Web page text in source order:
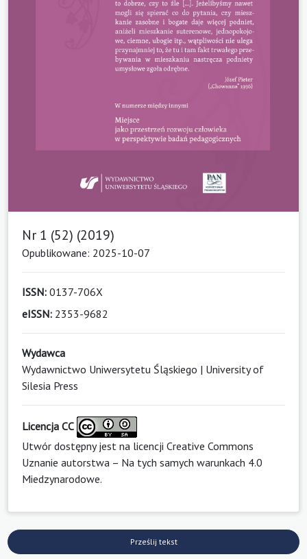
Nr 1 (52) (2019)
Opublikowane: 2025-10-07
ISSN: 0137-706X
eISSN: 2353-9682
Wydawca
Wydawnictwo Uniwersytetu Śląskiego | University of
Silesia Press
Licencja CC
Utwór dostępny jest na licencji Creative Commons
Uznanie autorstwa – Na tych samych warunkach 4.0
Miedzynarodowe.
Prześlij tekst